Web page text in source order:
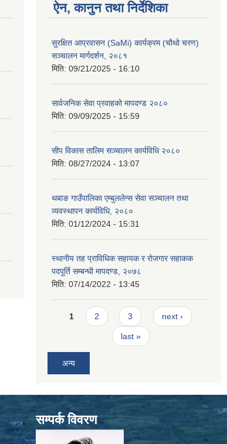
ऐन, कानुन तथा निर्देशिका
सुरक्षित आप्रवासन (SaMi) कार्यक्रम (चौथो चरण)
सञ्चालन मार्गदर्शन, २०८१
मिति: 09/21/2025 - 16:10
सार्वजनिक सेवा प्रवाहको मापदण्ड २०८०
मिति: 09/09/2025 - 15:59
सीप विकास तालिम सञ्चालन कार्यविधि २०८०
मिति: 08/27/2024 - 13:07
थबाङ गाउँपालिका एम्बुललेन्स सेवा सञ्चालन तथा
व्यवस्थापन कार्यविधि, २०८०
मिति: 01/12/2024 - 15:31
स्थानीय तह प्राविधिक सहायक र रोजगार सहाकक
पदपूर्ति सम्बन्धी मापदण्ड, २०७८
मिति: 07/14/2022 - 13:45
Pages
1 2 3 next ›
last »
अन्य
सम्पर्क विवरण